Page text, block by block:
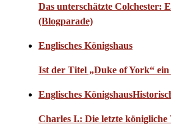
Das unterschätzte Colchester:
(Blogparade)
Englisches Königshaus
Ist der Titel „Duke of York“
Englisches Königshaus
Charles I.: Die letzte